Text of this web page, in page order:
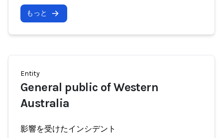
もっと
Entity
General public of Western
Australia
影響を受けたインシデント